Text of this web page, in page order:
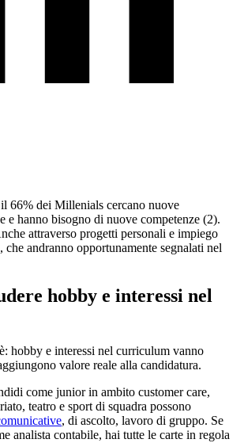
66% dei Millenials cercano nuove
e hanno bisogno di nuove competenze (2).
attraverso progetti personali e impiego
andranno opportunamente segnalati nel
hobby e interessi nel
hobby e interessi nel curriculum vanno
valore reale alla candidatura.
come junior in ambito customer care,
teatro e sport di squadra possono
, di ascolto, lavoro di gruppo. Se
analista contabile, hai tutte le carte in regola